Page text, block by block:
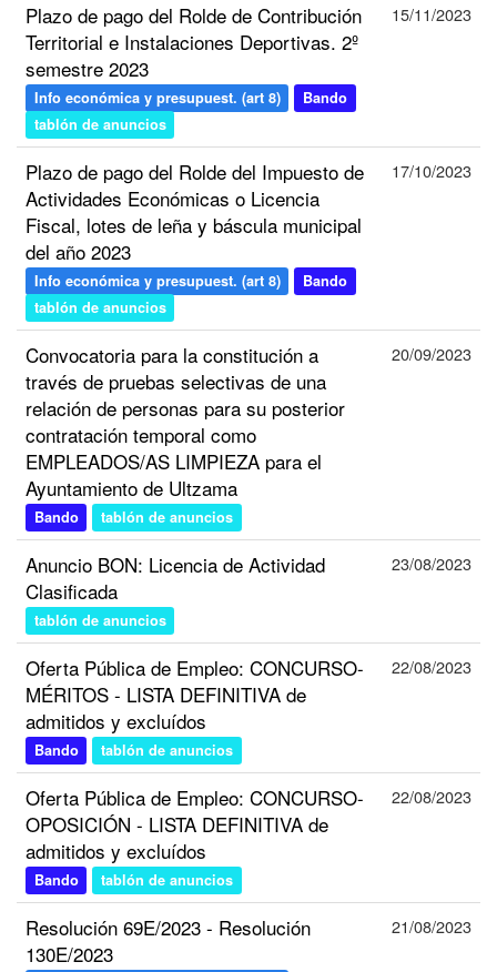
Plazo de pago del Rolde de Contribución
Territorial e Instalaciones Deportivas. 2º
semestre 2023
Info económica y presupuest. (art 8)
Bando
tablón de anuncios
15/11/2023
Plazo de pago del Rolde del Impuesto de
Actividades Económicas o Licencia
Fiscal, lotes de leña y báscula municipal
del año 2023
Info económica y presupuest. (art 8)
Bando
tablón de anuncios
17/10/2023
Convocatoria para la constitución a
través de pruebas selectivas de una
relación de personas para su posterior
contratación temporal como
EMPLEADOS/AS LIMPIEZA para el
Ayuntamiento de Ultzama
Bando tablón de anuncios
20/09/2023
Anuncio BON: Licencia de Actividad
Clasificada
tablón de anuncios
23/08/2023
Oferta Pública de Empleo: CONCURSO-
MÉRITOS - LISTA DEFINITIVA de
admitidos y excluídos
Bando tablón de anuncios
22/08/2023
Oferta Pública de Empleo: CONCURSO-
OPOSICIÓN - LISTA DEFINITIVA de
admitidos y excluídos
Bando tablón de anuncios
22/08/2023
Resolución 69E/2023 - Resolución
130E/2023
21/08/2023